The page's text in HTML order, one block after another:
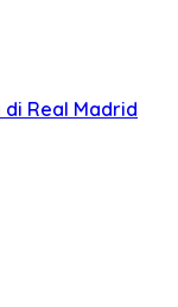
Real Madrid